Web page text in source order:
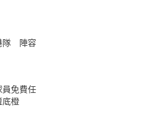
隊 陣容
員免費任
橙